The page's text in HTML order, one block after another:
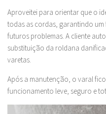
Aproveitei para orientar que o
todas as cordas, garantindo
futuros problemas. A cliente
substituição da roldana
varetas.
Após a manutenção, o varal
funcionamento leve, seguro e